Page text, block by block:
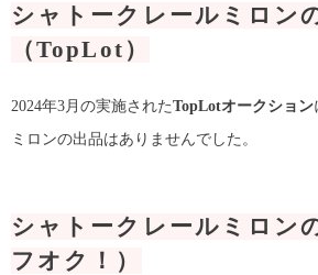
シャトークレールミロン
（TopLot）
2024年3月の実施されたTopLotオークション
ミロンの出品はありませんでした。
シャトークレールミロン
フオク！）